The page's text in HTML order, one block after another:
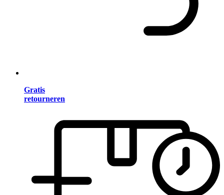
Gratis
retourneren